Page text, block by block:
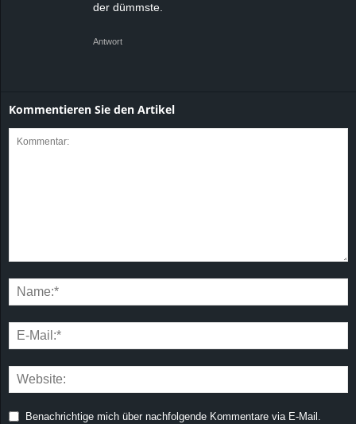
der dümmste.
Antwort
Kommentieren Sie den Artikel
Benachrichtige mich über nachfolgende Kommentare via E-Mail.